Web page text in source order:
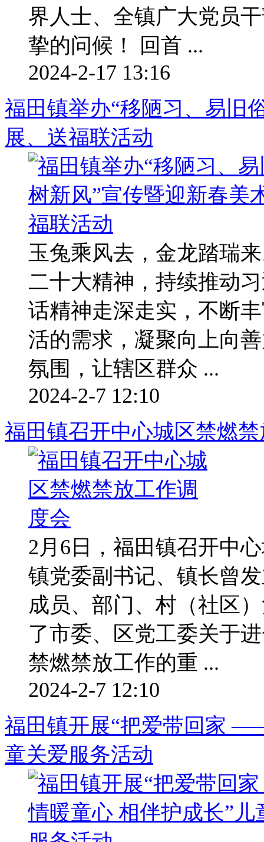
界人士、全镇广大党员
挚的问候！ 回首 ...
2024-2-17 13:16
福田镇举办“移陋习、易旧
展、送福联活动
玉兔乘风去，金龙踏瑞
二十大精神，持续推动
话精神走深走实，不断
活的需求，凝聚向上向
氛围，让辖区群众 ...
2024-2-7 12:10
福田镇召开中心城区禁燃
2月6日，福田镇召开中
镇党委副书记、镇长曾
成员、部门、村（社区
了市委、区党工委关于
禁燃禁放工作的重 ...
2024-2-7 12:10
福田镇开展“把爱带回家
童关爱服务活动